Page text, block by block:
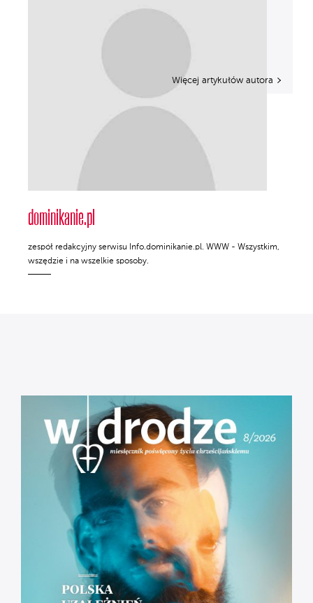
dominikanie.pl
zespół redakcyjny serwisu Info.dominikanie.pl. WWW - Wszystkim,
wszędzie i na wszelkie sposoby.
Więcej artykułów autora